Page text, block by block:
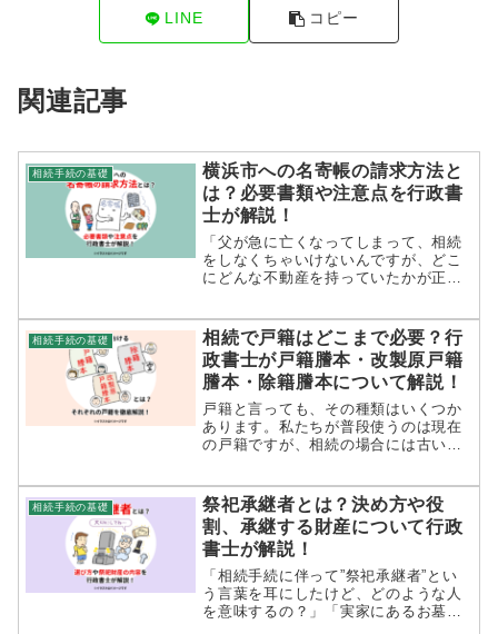
LINE コピー
関連記事
相続手続の基礎
横浜市への名寄帳の請求方法と
は？必要書類や注意点を行政書
士が解説！
「父が急に亡くなってしまって、相続
をしなくちゃいけないんですが、どこ
にどんな不動産を持っていたかが正確
産の全容が見えず悩むというケースは
少なくありません。そこでぜひ知って
お...
相続手続の基礎
相続で戸籍はどこまで必要？行
政書士が戸籍謄本・改製原戸籍
謄本・除籍謄本について解説！
戸籍と言っても、その種類はいくつか
あります。私たちが普段使うのは現在
の戸籍ですが、相続の場合には古い戸
いて説明し、さらに具体的にどういっ
た状況でどんな戸籍謄本が必要になる
のかを解説してみました。ぜひご一読
ください。
相続手続の基礎
祭祀承継者とは？決め方や役
割、承継する財産について行政
書士が解説！
「相続手続に伴って”祭祀承継者”とい
う言葉を耳にしたけど、どのような人
を意味するの？」「実家にあるお墓や